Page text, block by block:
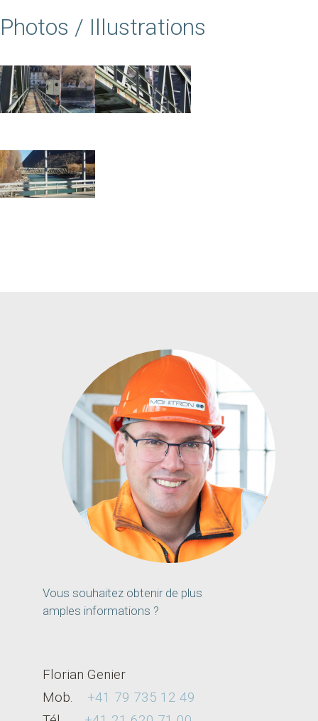
Photos / Illustrations
Vous souhaitez obtenir de plus
amples informations ?
Florian Genier
Mob. +41 79 735 12 49